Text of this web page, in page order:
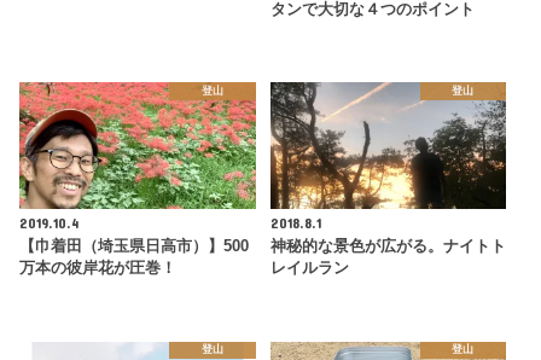
タンで大切な４つのポイント
登山
2019.10.4
【巾着田（埼玉県日高市）】500
万本の彼岸花が圧巻！
登山
2018.8.1
神秘的な景色が広がる。ナイトト
レイルラン
登山 登山